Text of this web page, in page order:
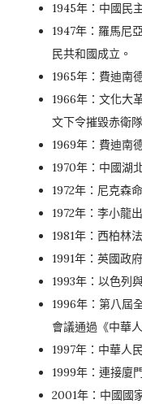
1945年：中國民
1947年：羅馬尼
民共和國成立。
1965年：費迪南
1966年：文化大
文下令摧毀赤衛
1969年：費迪南
1970年：中國湖
1972年：尼克森
1972年：李小龍
1981年：西柏林
1991年：英國政
1993年：以色列
1996年：第八屆
會議通過《中華
1997年：中華人
1999年：連接廈
2001年：中國國